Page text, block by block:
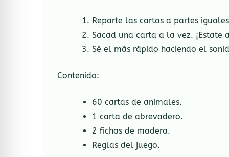
Reparte las cartas a partes
Sacad una carta a la vez. ¡Estate
Sé el más rápido haciendo el
Contenido:
60 cartas de animales.
1 carta de abrevadero.
2 fichas de madera.
Reglas del juego.